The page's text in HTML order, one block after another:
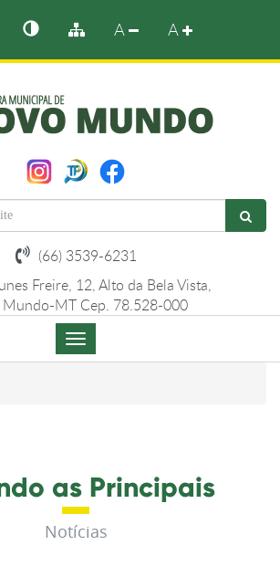
A A
(66) 3539-6231
Freire, 12, Alto da Bela Vista,
MT Cep. 78.528-000
Menu
de
as Principais
Notícias